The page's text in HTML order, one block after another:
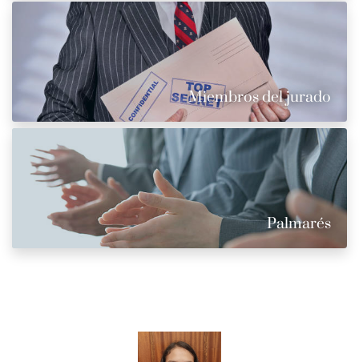
Miembros del jurado
Palmarés